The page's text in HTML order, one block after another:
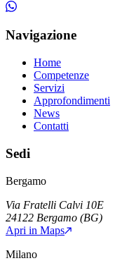
Navigazione
Home
Competenze
Servizi
Approfondimenti
News
Contatti
Sedi
Bergamo
Via Fratelli Calvi 10E
24122 Bergamo (BG)
Apri in Maps
Milano